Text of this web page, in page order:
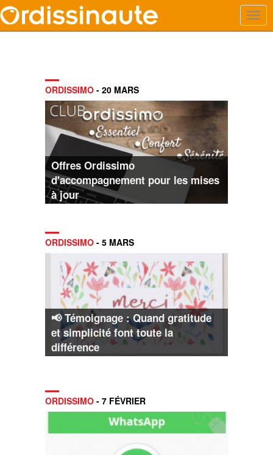
ORDISSIMO - 20 MARS
Offres Ordissimo
d'accompagnement pour les mises
à jour
ORDISSIMO - 5 MARS
📢 Témoignage : Quand gratitude
et simplicité font toute la
différence
ORDISSIMO - 7 FÉVRIER